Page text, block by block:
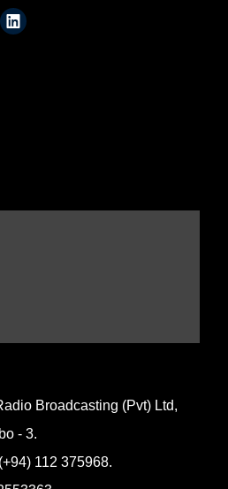
Broadcasting (Pvt) Ltd,
- 3.
112 375968.